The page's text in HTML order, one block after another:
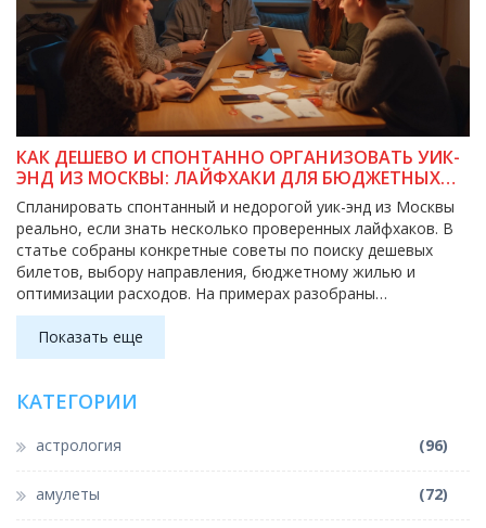
КАК ДЕШЕВО И СПОНТАННО ОРГАНИЗОВАТЬ УИК-
ЭНД ИЗ МОСКВЫ: ЛАЙФХАКИ ДЛЯ БЮДЖЕТНЫХ
ПУТЕШЕСТВЕННИКОВ
Спланировать спонтанный и недорогой уик-энд из Москвы
реально, если знать несколько проверенных лайфхаков. В
статье собраны конкретные советы по поиску дешевых
билетов, выбору направления, бюджетному жилью и
оптимизации расходов. На примерах разобраны
подходящие маршруты и способы быстро собрать вещи и
документы даже в пятницу вечером. Карманные подборки
лучших приложений и прямые ссылки помогут спонтанно
Показать еще
КАТЕГОРИИ
астрология (96)
амулеты (72)